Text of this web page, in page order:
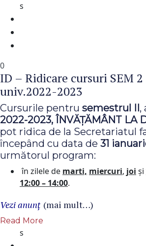
s
0
ID – Ridicare cursuri SEM
univ.2022-2023
Cursurile pentru semestrul II,
2022-2023, ÎNVĂŢĂMÂNT LA
pot ridica de la Secretariatul
începând cu data de 31
următorul program:
în zilele de marti, miercuri, joi şi
12:00 – 14:00.
Vezi anunţ (mai mult…)
Read More
s